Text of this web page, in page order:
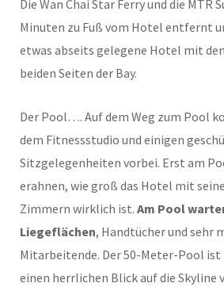
Die Wan Chai Star Ferry und die MTR
Minuten zu Fuß vom Hotel entfernt
etwas abseits gelegene Hotel mit
beiden Seiten der Bay.
Der Pool…. Auf dem Weg zum Pool
dem Fitnessstudio und einigen
Sitzgelegenheiten vorbei. Erst am
erahnen, wie groß das Hotel mit
Zimmern wirklich ist. Am Pool
Liegeflächen, Handtücher und sehr
Mitarbeitende. Der 50-Meter-Pool
einen herrlichen Blick auf die Skyline